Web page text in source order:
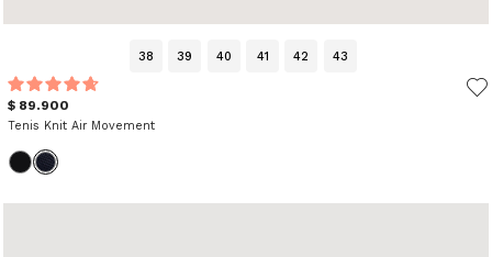
38 39 40 41 42 43
$ 89.900
Tenis Knit Air Movement